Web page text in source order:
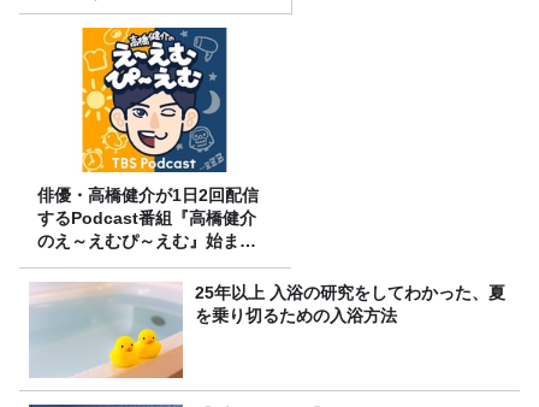
金」に変わる仕組み
俳優・高橋健介が1日2回配信
するPodcast番組『高橋健介
のえ～えむぴ～えむ』始まり
ます
25年以上 入浴の研究をしてわかった、夏
を乗り切るための入浴方法